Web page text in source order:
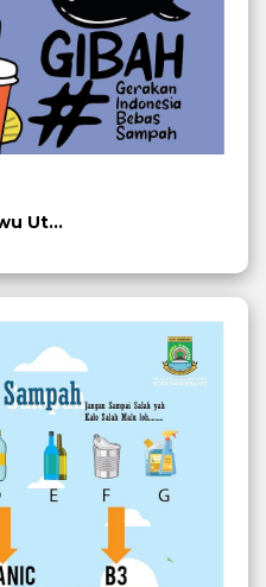
GERAKAN Kabupaten Luwu Utara BEBAS SAMPAH